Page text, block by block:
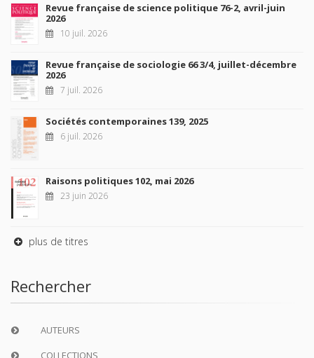
Revue française de science politique 76-2, avril-juin
2026
10 juil. 2026
Revue française de sociologie 66 3/4, juillet-décembre
2026
7 juil. 2026
Sociétés contemporaines 139, 2025
6 juil. 2026
Raisons politiques 102, mai 2026
23 juin 2026
plus de titres
Rechercher
AUTEURS
COLLECTIONS